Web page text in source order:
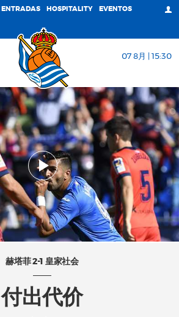
ENTRADAS HOSPITALITY EVENTOS
07 8月 | 15:30
赫塔菲 2-1 皇家社会
付出代价